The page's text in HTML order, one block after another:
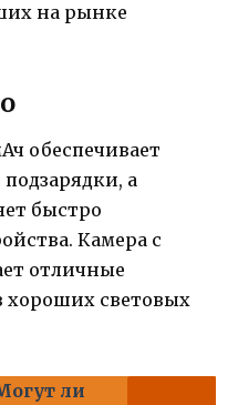
на рынке
обеспечивает
а
быстро
Камера с
отличные
хороших световых
ли